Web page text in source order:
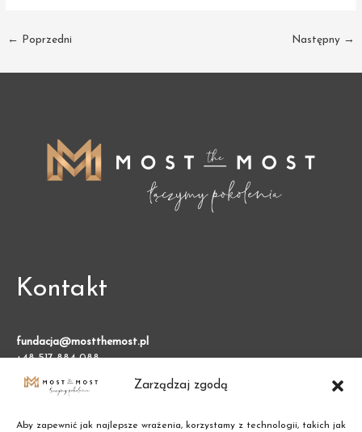
Zarządzaj zgodą
Aby zapewnić jak najlepsze wrażenia, korzystamy z technologii, takich jak
Post
← Poprzedni Następny →
Kontakt
fundacja@mostthemost.pl
+48 517 884 088
Fundacja Most the Most